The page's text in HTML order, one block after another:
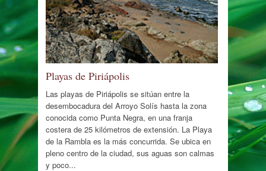
Playas de Piriápolis
Las playas de Piriápolis se sitúan entre la
desembocadura del Arroyo Solís hasta la zona
conocida como Punta Negra, en una franja
costera de 25 kilómetros de extensión. La Playa
de la Rambla es la más concurrida. Se ubica en
pleno centro de la ciudad, sus aguas son calmas
y poco...